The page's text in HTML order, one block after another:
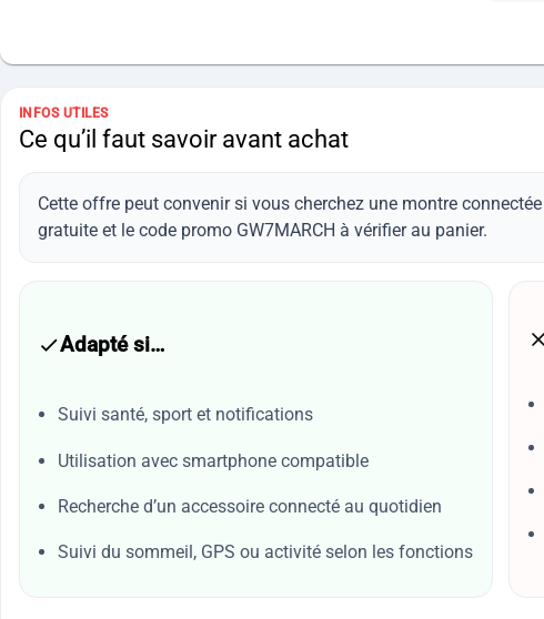
INFOS UTILES
Ce qu’il faut savoir avant achat
Cette offre peut convenir si vous cherchez une montre
gratuite et le code promo GW7MARCH à vérifier au panier.
Adapté si…
Suivi santé, sport et notifications
Utilisation avec smartphone compatible
Recherche d’un accessoire connecté au quotidien
Suivi du sommeil, GPS ou activité selon les fonctions